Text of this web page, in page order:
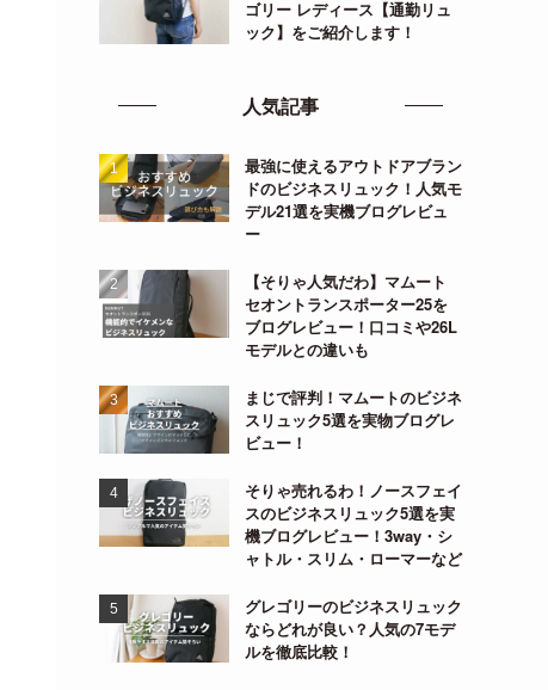
ゴリー レディース【通勤リュ
ック】をご紹介します！
人気記事
最強に使えるアウトドアブラン
ドのビジネスリュック！人気モ
デル21選を実機ブログレビュ
ー
【そりゃ人気だわ】マムート
セオントランスポーター25を
ブログレビュー！口コミや26L
モデルとの違いも
まじで評判！マムートのビジネ
スリュック5選を実物ブログレ
ビュー！
そりゃ売れるわ！ノースフェイ
スのビジネスリュック5選を実
機ブログレビュー！3way・シ
ャトル・スリム・ローマーなど
グレゴリーのビジネスリュック
ならどれが良い？人気の7モデ
ルを徹底比較！